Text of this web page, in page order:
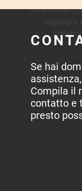
da uno staff
Se hai
Compila il
contatto e
presto